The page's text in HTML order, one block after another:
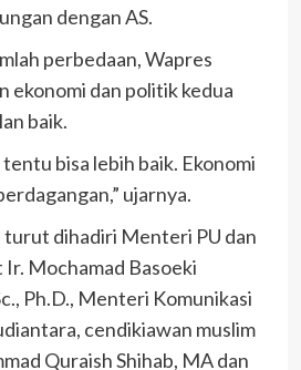
dengan AS.
perbedaan, Wapres
ekonomi dan politik kedua
baik.
bisa lebih baik. Ekonomi
ujarnya.
dihadiri Menteri PU dan
Ir. Mochamad Basoeki
Ph.D., Menteri Komunikasi
cendikiawan muslim
Quraish Shihab, MA dan